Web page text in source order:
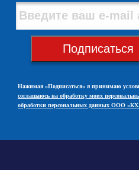
Подписаться
Нажимая «Подписаться» я принимаю
соглашаюсь на обработку моих
обработки персональных данных ООО